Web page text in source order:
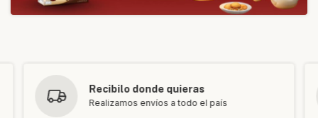
Recibilo donde quieras
Realizamos envíos a todo el país